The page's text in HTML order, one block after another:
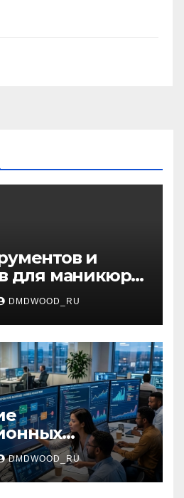
и
для маникюра
DMDWOOD_RU
и системная
в бизнес-
DMDWOOD_RU